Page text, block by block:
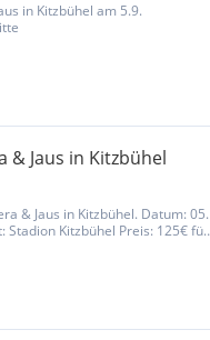
in Kitzbühel am 5.9.
& Jaus in Kitzbühel
& Jaus in Kitzbühel. Datum: 05.
Kitzbühel Preis: 125€ für